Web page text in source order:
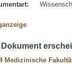
Dokument
Medizinische